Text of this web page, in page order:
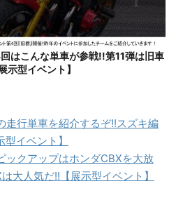
はこんな単車が参戦!!第11弾は旧車
型イベント】
走行単車を紹介するぞ!!スズキ編
イベント】
ックアップはホンダCBXを大放
大人気だ!!【展示型イベント】